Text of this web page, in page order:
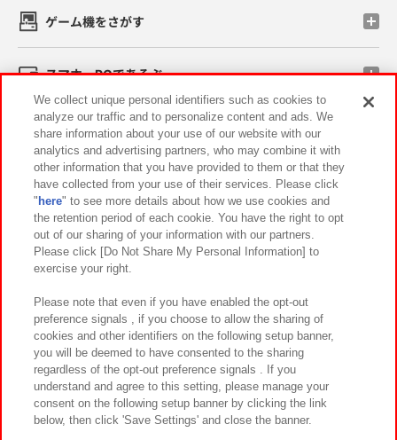
ゲーム機をさがす
スマホ・PCであそぶ
イベント・キャンペーン
関連会社 サステナビリティ サイトポリシー
プライバシーポリシー ウェブアクセシビリティ方針と検証結果
お取引先さまとともに
カスタマーハラスメント対応方針 よくあるご質問・お問い合わせ
©Bandai Namco Amusement Inc.
We collect unique personal identifiers such as cookies to
analyze our traffic and to personalize content and ads. We
share information about your use of our website with our
analytics and advertising partners, who may combine it with
other information that you have provided to them or that they
have collected from your use of their services. Please click
" here" to see more details about how we use cookies and
the retention period of each cookie. You have the right to opt
out of our sharing of your information with our partners.
Please click [Do Not Share My Personal Information] to
exercise your right.
Please note that even if you have enabled the opt-out
preference signals , if you choose to allow the sharing of
cookies and other identifiers on the following setup banner,
you will be deemed to have consented to the sharing
regardless of the opt-out preference signals . If you
understand and agree to this setting, please manage your
consent on the following setup banner by clicking the link
below, then click 'Save Settings' and close the banner.